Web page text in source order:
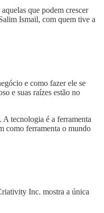
que podem crescer
Ismail, com quem tive a
e como fazer ele se
e suas raízes estão no
tecnologia é a ferramenta
como ferramenta o mundo
Inc. mostra a única